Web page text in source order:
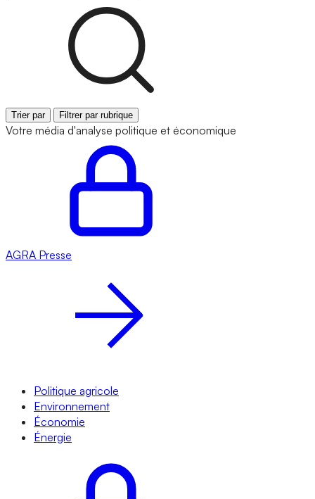
Trier par Filtrer par rubrique
Votre média d'analyse politique et économique
AGRA Presse
Politique agricole
Environnement
Économie
Énergie